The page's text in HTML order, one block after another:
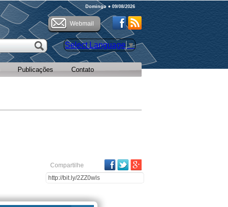
Domingo ● 09/08/2026
Webmail
Select Language ▼
Publicações Contato
Compartilhe Facebook
Twitter